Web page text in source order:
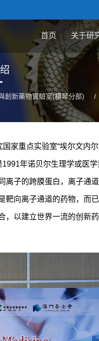
首页 关于研
創新藥物實驗室(横琴分部) /
家重点实验室“埃尔文内
年诺贝尔生理学或医
离子的跨膜蛋白，离子通
靶向离子通道的药物，而
，以建立世界一流的创新